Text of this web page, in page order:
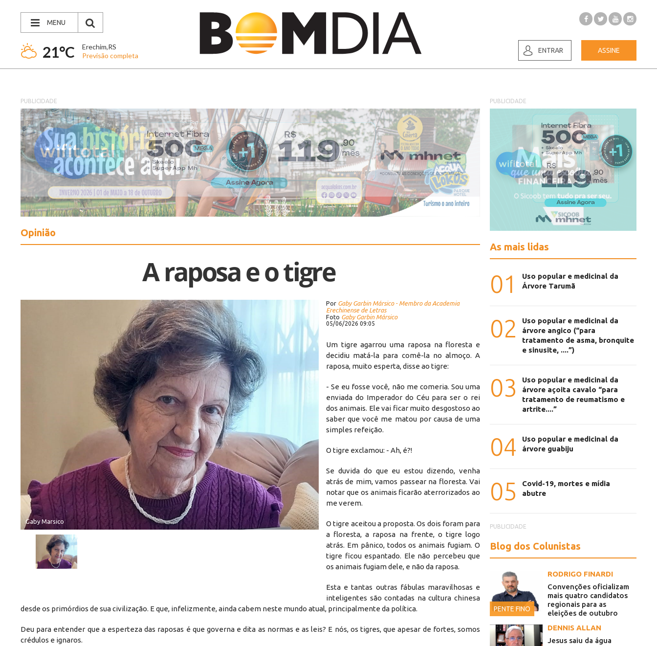
MENU
21°C
Erechim,RS
Previsão completa
ENTRAR ASSINE
PUBLICIDADE
Opinião
A raposa e o tigre
Gaby Marsico
Por Gaby Garbin Mársico - Membro da Academia
Erechinense de Letras
Foto Gaby Garbin Mársico
05/06/2026 09:05
Um tigre agarrou uma raposa na floresta e
decidiu matá-la para comê-la no almoço. A
raposa, muito esperta, disse ao tigre:
- Se eu fosse você, não me comeria. Sou uma
enviada do Imperador do Céu para ser o rei
dos animais. Ele vai ficar muito desgostoso ao
saber que você me matou por causa de uma
simples refeição.
O tigre exclamou: - Ah, é?!
Se duvida do que eu estou dizendo, venha
atrás de mim, vamos passear na floresta. Vai
notar que os animais ficarão aterrorizados ao
me verem.
O tigre aceitou a proposta. Os dois foram para
a floresta, a raposa na frente, o tigre logo
atrás. Em pânico, todos os animais fugiam. O
tigre ficou espantado. Ele não percebeu que
os animais fugiam dele, e não da raposa.
Esta e tantas outras fábulas maravilhosas e
inteligentes são contadas na cultura chinesa
desde os primórdios de sua civilização. E que, infelizmente, ainda cabem neste mundo atual, principalmente da política.
Deu para entender que a esperteza das raposas é que governa e dita as normas e as leis? E nós, os tigres, que apesar de fortes, somos
crédulos e ignaros.
PUBLICIDADE
As mais lidas
01
Uso popular e medicinal da
Árvore Tarumã
02
Uso popular e medicinal da
árvore angico (“para
tratamento de asma, bronquite
e sinusite, ....”)
03
Uso popular e medicinal da
árvore açoita cavalo “para
tratamento de reumatismo e
artrite....”
04
Uso popular e medicinal da
árvore guabiju
05
Covid-19, mortes e mídia
abutre
PUBLICIDADE
Blog dos Colunistas
PENTE FINO
RODRIGO FINARDI
Convenções oficializam
mais quatro candidatos
regionais para as
eleições de outubro
DENNIS ALLAN
Jesus saiu da água